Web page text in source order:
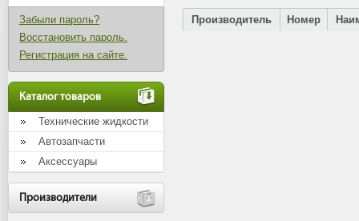
Забыли пароль?
Восстановить пароль.
Регистрация на сайте.
Каталог товаров
Технические жидкости
Автозапчасти
Аксессуары
Производители
Производитель Номер